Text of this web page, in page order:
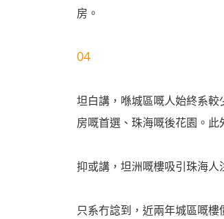
房。
04
坦白講，喺城區嘅人始終系
房嘅首選、珠海嘅後花園。
抑或講，坦洲嘅樓吸引珠海人
只系冇諗到，近兩年城區嘅